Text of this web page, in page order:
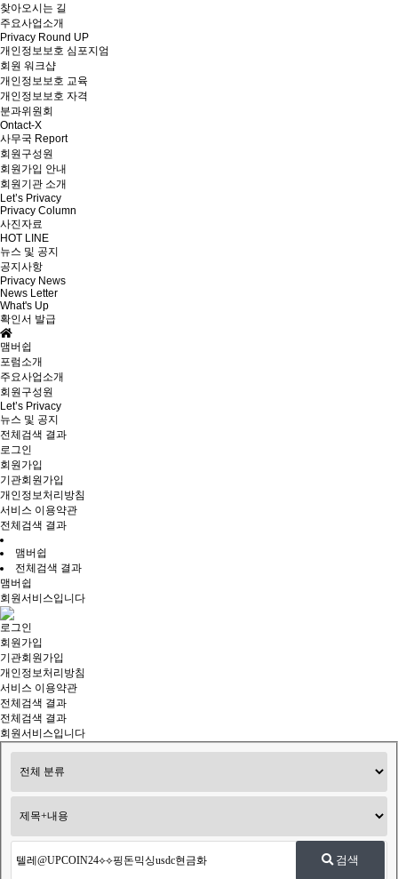
찾아오시는 길
주요사업소개
Privacy Round UP
개인정보보호 심포지엄
회원 워크샵
개인정보보호 교육
개인정보보호 자격
분과위원회
Ontact-X
사무국 Report
회원구성원
회원가입 안내
회원기관 소개
Let’s Privacy
Privacy Column
사진자료
HOT LINE
뉴스 및 공지
공지사항
Privacy News
News Letter
What's Up
확인서 발급
맴버쉽
포럼소개
주요사업소개
회원구성원
Let’s Privacy
뉴스 및 공지
전체검색 결과
로그인
회원가입
기관회원가입
개인정보처리방침
서비스 이용약관
전체검색 결과
맴버쉽
전체검색 결과
맴버쉽
회원서비스입니다
로그인
회원가입
기관회원가입
개인정보처리방침
서비스 이용약관
전체검색 결과
전체검색 결과
회원서비스입니다
검색